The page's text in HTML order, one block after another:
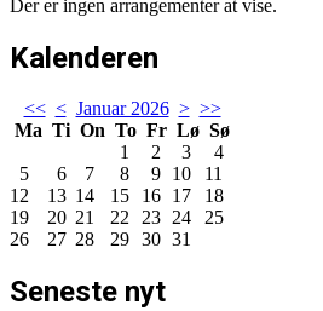
Der er ingen arrangementer at vise.
Kalenderen
<< < Januar 2026 > >>
Ma Ti On To Fr Lø Sø
1
2 3
4
5
6 7 8 9 10
11
12
13 14 15 16 17
18
19
20 21 22 23 24
25
26
27 28 29 30 31
Seneste nyt